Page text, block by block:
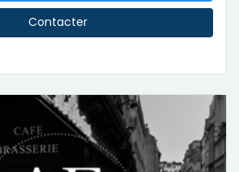
Contacter